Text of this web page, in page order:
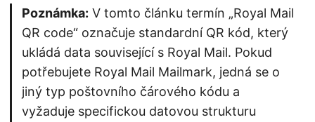
Poznámka: V tomto článku termín „Royal Mail
QR code“ označuje standardní QR kód, který
ukládá data související s Royal Mail. Pokud
potřebujete Royal Mail Mailmark, jedná se o
jiný typ poštovního čárového kódu a
vyžaduje specifickou datovou strukturu